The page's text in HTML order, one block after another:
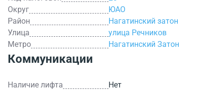
Округ
ЮАО
Район
Нагатинский затон
Улица
улица Речников
Метро
Нагатинский Затон
Коммуникации
Наличие лифта Нет